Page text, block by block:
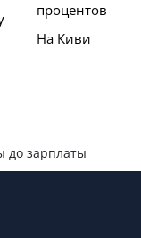
процентов
На Киви
до зарплаты